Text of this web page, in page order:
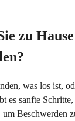
zu
was los ist,
es sanfte
um Beschwerden